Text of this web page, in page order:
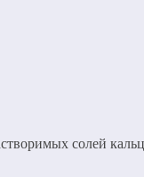
солей